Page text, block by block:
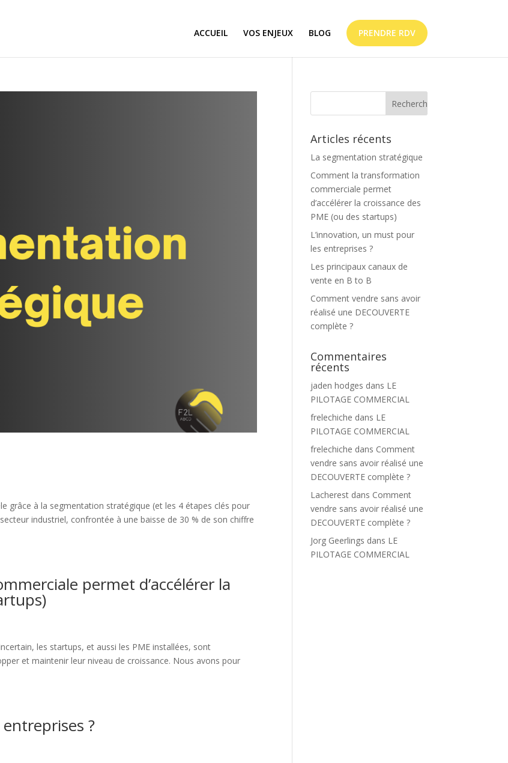
ACCUEIL VOS ENJEUX BLOG PRENDRE RDV
grâce à la segmentation stratégique (et les 4 étapes clés pour
industriel, confrontée à une baisse de 30 % de son chiffre
permet d’accélérer la
les startups, et aussi les PME installées, sont
et maintenir leur niveau de croissance. Nous avons pour
?
Articles récents
La segmentation stratégique
Comment la transformation
commerciale permet
d’accélérer la croissance des
PME (ou des startups)
L’innovation, un must pour
les entreprises ?
Les principaux canaux de
vente en B to B
Comment vendre sans avoir
réalisé une DECOUVERTE
complète ?
Commentaires
récents
jaden hodges dans LE
PILOTAGE COMMERCIAL
frelechiche dans LE
PILOTAGE COMMERCIAL
frelechiche dans Comment
vendre sans avoir réalisé une
DECOUVERTE complète ?
Lacherest dans Comment
vendre sans avoir réalisé une
DECOUVERTE complète ?
Jorg Geerlings dans LE
PILOTAGE COMMERCIAL